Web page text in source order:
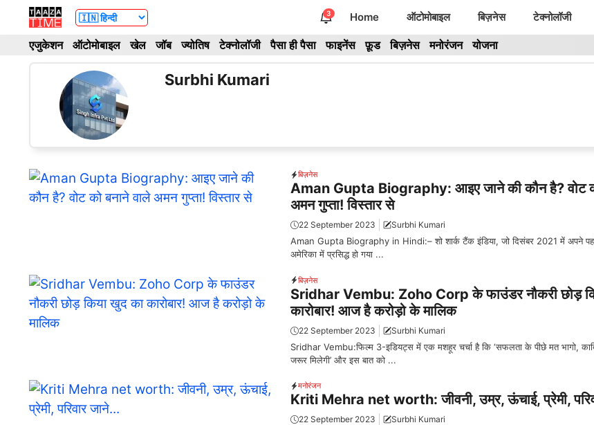
content
3 Home ऑटोमोबाइल बिज़नेस टेक्नोलॉजी
एजुकेशन ऑटोमोबाइल खेल जॉब ज्योतिष टेक्नोलॉजी पैसा ही पैसा फाइनेंस फ़ूड बिज़नेस मनोरंजन योजना
Surbhi Kumari
बिज़नेस
Aman Gupta Biography: आइए जाने की कौन है? वोट
अमन गुप्ता! विस्तार से
22 September 2023 Surbhi Kumari
Aman Gupta Biography in Hindi:– शो शार्क टैंक इंडिया, जो दिसंबर 2021 में अपने
अमेरिका में प्रसिद्ध हो गया ...
बिज़नेस
Sridhar Vembu: Zoho Corp के फाउंडर नौकरी छोड़
कारोबार! आज है करोड़ो के मालिक
22 September 2023 Surbhi Kumari
Sridhar Vembu:फिल्म 3-इडियट्स में एक मशहूर चर्चा है कि ‘सफलता के पीछे मत भागो,
जरूर मिलेगी’ और इस बात को ...
मनोरंजन
Kriti Mehra net worth: जीवनी, उम्र, ऊंचाई, प्रेमी,
22 September 2023 Surbhi Kumari